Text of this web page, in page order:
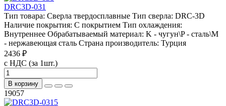
DRC3D-031
Тип товара: Сверла твердосплавные Тип сверла: DRC-3D
Наличие покрытия: С покрытием Тип охлаждения:
Внутреннее Обрабатываемый материал: K - чугун\P - сталь\М
- нержавеющая сталь Страна производитель: Турция
2436 ₽
с НДС (за 1шт.)
В корзину
19057